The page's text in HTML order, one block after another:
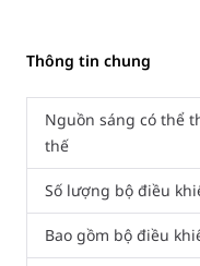
Thông tin chung
Nguồn sáng có thể
thế
Số lượng bộ điều
Bao gồm bộ điều